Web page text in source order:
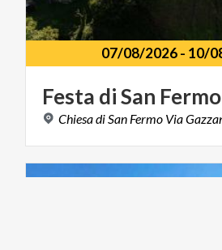
07/08/2026- 10/
Festa diSan Fermo
Chiesadi San Fermo Via